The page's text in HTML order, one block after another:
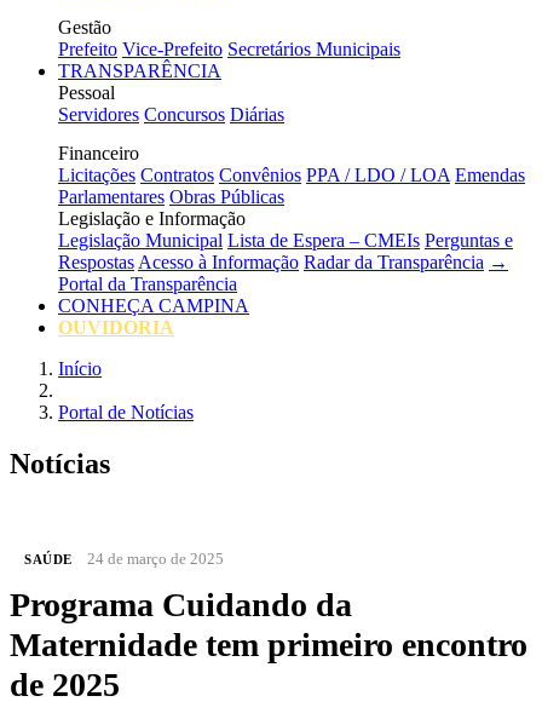
Gestão
Prefeito Vice-Prefeito Secretários Municipais
TRANSPARÊNCIA
Pessoal
Servidores Concursos Diárias
Financeiro
Licitações Contratos Convênios PPA / LDO / LOA Emendas
Parlamentares Obras Públicas
Legislação e Informação
Legislação Municipal Lista de Espera – CMEIs Perguntas e
Respostas Acesso à Informação Radar da Transparência →
Portal da Transparência
CONHEÇA CAMPINA
OUVIDORIA
Início
Portal de Notícias
Notícias
SAÚDE 24 de março de 2025
Programa Cuidando da
Maternidade tem primeiro encontro
de 2025